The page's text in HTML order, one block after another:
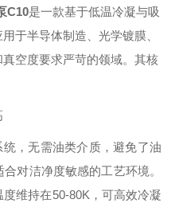
C10是一款基于低温冷凝与吸
于半导体制造、光学镀膜、
空度要求严苛的领域。其核
，无需油类介质，避免了油
对洁净度敏感的工艺环境。
维持在50-80K，可高效冷凝